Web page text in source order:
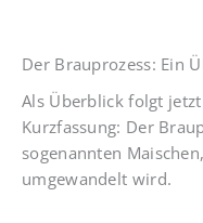
Der Brauprozess: Ein
Als Überblick folgt
Kurzfassung: Der
sogenannten
umgewandelt wird.